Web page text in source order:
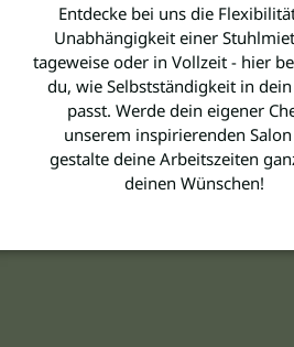
Entdecke bei uns die
Unabhängigkeit einer
tageweise oder in Vollzeit - hier
du, wie Selbstständigkeit in dein
passt. Werde dein eigener
unserem inspirierenden
gestalte deine Arbeitszeiten
deinen Wünschen!